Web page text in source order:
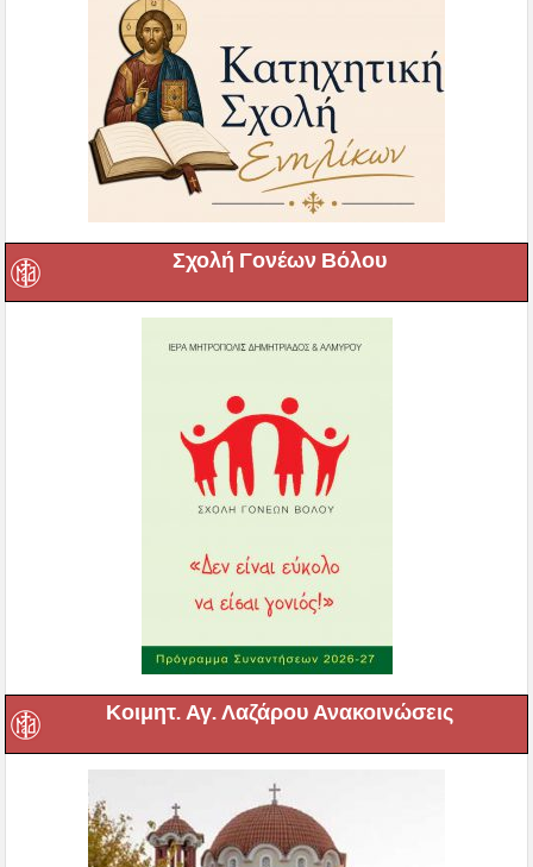
Σχολή Γονέων Βόλου
Κοιμητ. Αγ. Λαζάρου Ανακοινώσεις